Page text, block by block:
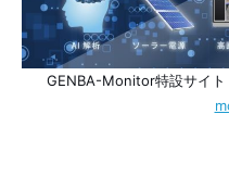
GENBA-Monitor特設サイト